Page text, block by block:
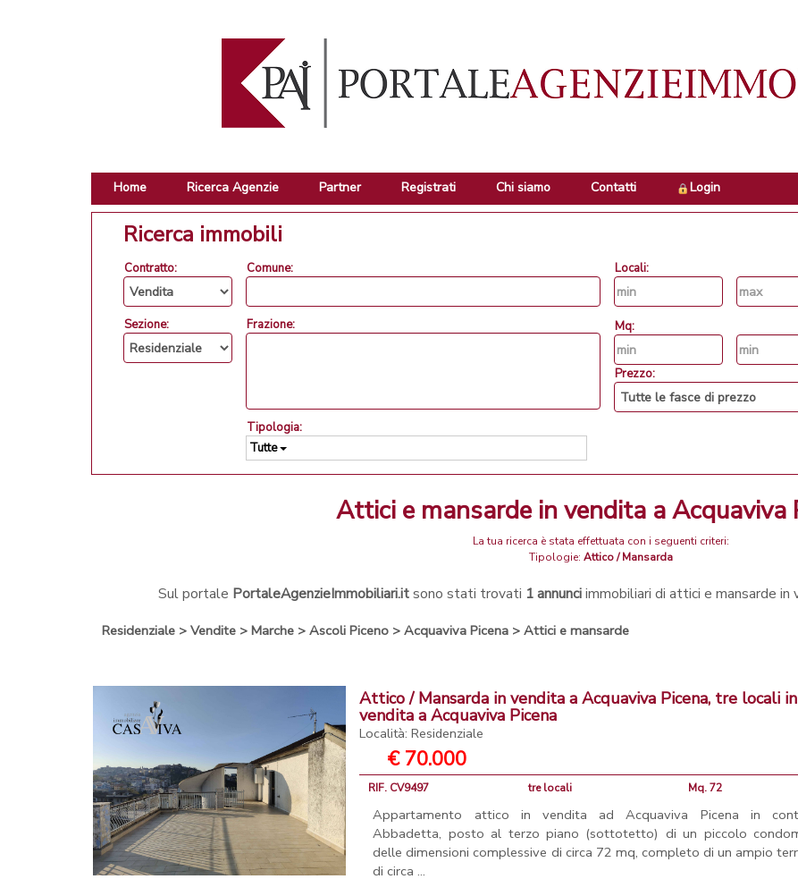
Home Ricerca Agenzie Partner Registrati Chi siamo Contatti Login
Ricerca immobili
Contratto:
Sezione:
Comune:
Frazione:
Tipologia:
Tutte
Locali:
Mq:
Prezzo:
attici e mansarde in vendita a Acquaviva
La tua ricerca è stata effettuata con i seguenti criteri:
Tipologie: Attico / Mansarda
Sul portale PortaleAgenzieImmobiliari.itsono stati trovati 1 annunciimmobiliari di attici e mansarde in
Residenziale > Vendite > Marche > Ascoli Piceno > Acquaviva Picena > Attici e mansarde
Attico / Mansarda in vendita a Acquaviva Picena, tre locali in
vendita a Acquaviva Picena
Località: Residenziale
€ 70.000
RIF. CV9497 tre locali Mq. 72
Appartamento attico in vendita ad Acquaviva Picena in
Abbadetta, posto al terzo piano (sottotetto) di un piccolo
delle dimensioni complessive di circa 72 mq, completo di un ampio
di circa ...